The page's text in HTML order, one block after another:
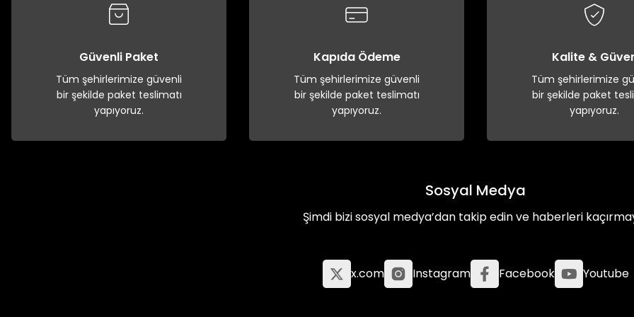
Güvenli Paket
Tüm şehirlerimize güvenli
bir şekilde paket teslimatı
yapıyoruz.
Kapıda Ödeme
Tüm şehirlerimize güvenli
bir şekilde paket teslimatı
yapıyoruz.
Kalite &
Tüm şehirlerimize
bir şekilde paket
yapıyoruz.
Sosyal Medya
Şimdi bizi sosyal medya’dan takip edin ve haberleri
x.com Instagram Facebook Youtube